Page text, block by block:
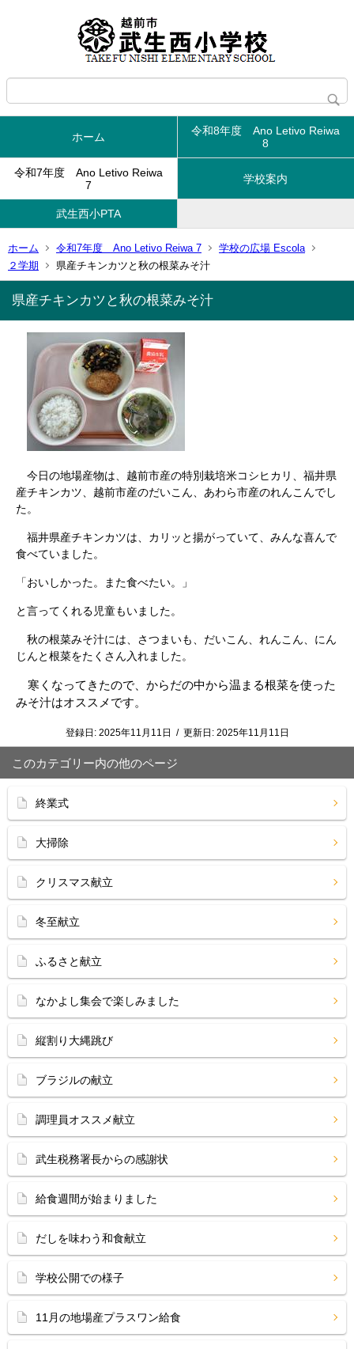
ホーム
令和8年度 Ano Letivo Reiwa
8
令和7年度 Ano Letivo Reiwa
7
学校案内
武生西小PTA
ホーム 令和7年度 Ano Letivo Reiwa 7
学校の広場 Escola
２学期
県産チキンカツと秋の根菜みそ汁
県産チキンカツと秋の根菜みそ汁
今日の地場産物は、越前市産の特別栽培米コシヒカリ、福井県
産チキンカツ、越前市産のだいこん、あわら市産のれんこんでし
た。
福井県産チキンカツは、カリッと揚がっていて、みんな喜んで
食べていました。
「おいしかった。また食べたい。」
と言ってくれる児童もいました。
秋の根菜みそ汁には、さつまいも、だいこん、れんこん、にん
じんと根菜をたくさん入れました。
寒くなってきたので、からだの中から温まる根菜を使った
みそ汁はオススメです。
登録日: 2025年11月11日 / 更新日: 2025年11月11日
このカテゴリー内の他のページ
終業式
大掃除
クリスマス献立
冬至献立
ふるさと献立
なかよし集会で楽しみました
縦割り大縄跳び
ブラジルの献立
調理員オススメ献立
武生税務署長からの感謝状
給食週間が始まりました
だしを味わう和食献立
学校公開での様子
11月の地場産プラスワン給食